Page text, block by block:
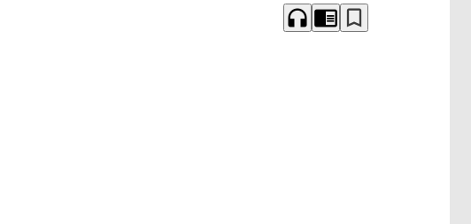
headphones chrome_reader_mode bookmark_border